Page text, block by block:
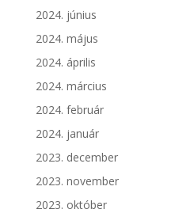
2024. június
2024. május
2024. április
2024. március
2024. február
2024. január
2023. december
2023. november
2023. október